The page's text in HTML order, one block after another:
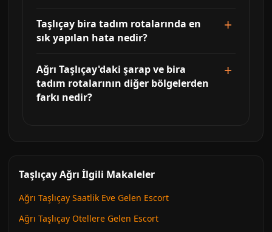
Taşlıçay bira tadım rotalarında en
sık yapılan hata nedir?
Ağrı Taşlıçay'daki şarap ve bira
tadım rotalarının diğer bölgelerden
farkı nedir?
Taşlıçay Ağrı İlgili Makaleler
Ağrı Taşlıçay Saatlik Eve Gelen Escort
Ağrı Taşlıçay Otellere Gelen Escort